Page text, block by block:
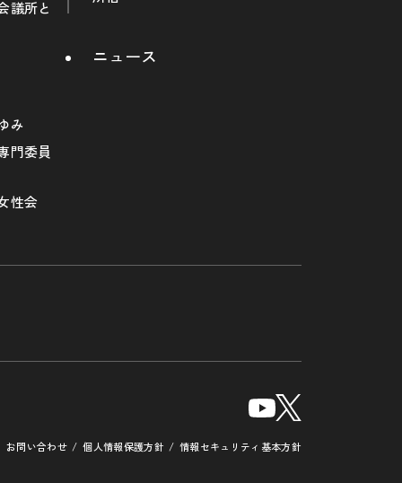
議所と
み
門委員
性会
ニュース
お問い合わせ 個人情報保護方針 情報セキュリティ基本方針